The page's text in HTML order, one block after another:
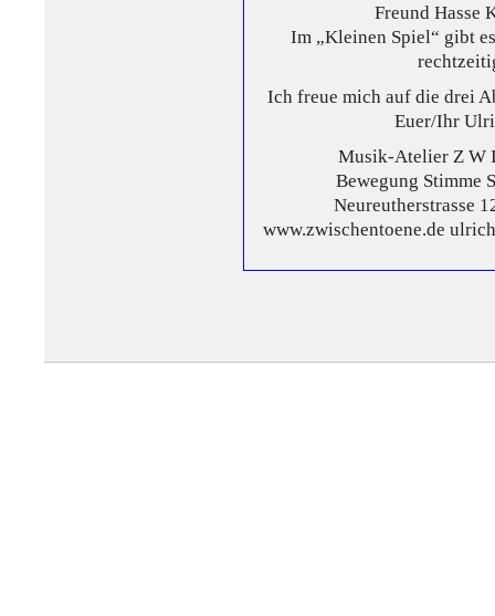
Freund Hasse
Im „Kleinen Spiel“ gibt
Ich freue mich auf die drei
Euer/Ihr
Musik-Atelier Z W
Bewegung Stimme
Neureutherstrasse
www.zwischentoene.de